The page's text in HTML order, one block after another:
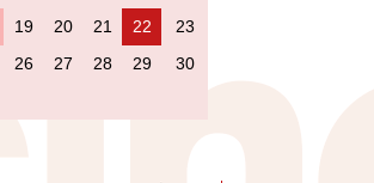
19 20 21 22
23
26 27 28 29
30